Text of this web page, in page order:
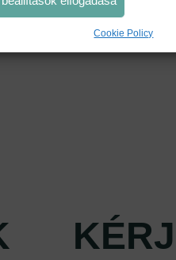
Cookie Policy